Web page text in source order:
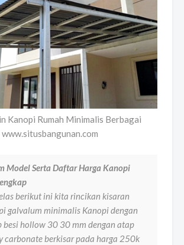
Kanopi Rumah Minimalis Berbagai
www.situsbangunan.com
Model Serta Daftar Harga Kanopi
berikut ini kita rincikan kisaran
galvalum minimalis Kanopi dengan
besi hollow 30 30 mm dengan atap
carbonate berkisar pada harga 250k